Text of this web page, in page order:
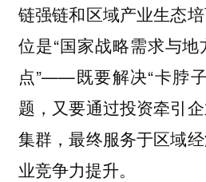
链强链和区域产业生态
位是“国家战略需求与
点”——既要解决“卡脖
题，又要通过投资牵引
集群，最终服务于区域
业竞争力提升。